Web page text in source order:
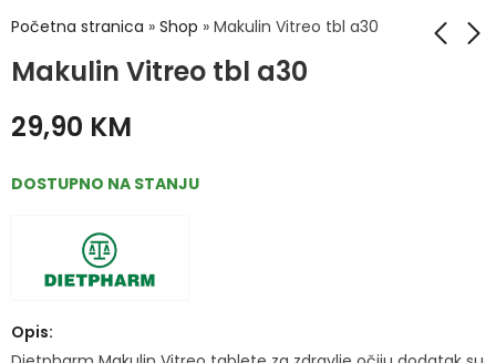
Početna stranica » Shop » Makulin Vitreo tbl a30
Makulin Vitreo tbl a30
29,90 KM
DOSTUPNO NA STANJU
Opis: